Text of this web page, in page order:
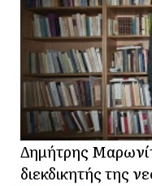
Δημήτρης
διεκδικητής της